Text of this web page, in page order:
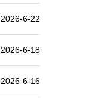
2026-6-22
2026-6-18
2026-6-16